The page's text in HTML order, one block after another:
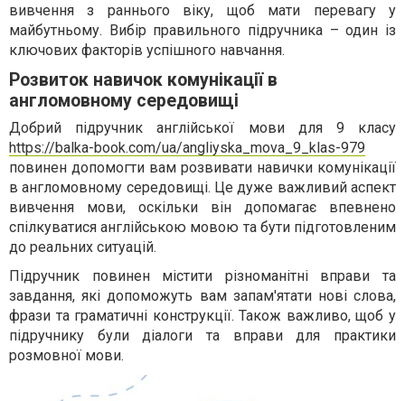
вивчення з раннього віку, щоб мати перевагу у
майбутньому. Вибір правильного підручника – один із
ключових факторів успішного навчання.
Розвиток навичок комунікації в
англомовному середовищі
Добрий підручник англійської мови для 9 класу
https://balka-book.com/ua/angliyska_mova_9_klas-979
повинен допомогти вам розвивати навички комунікації
в англомовному середовищі. Це дуже важливий аспект
вивчення мови, оскільки він допомагає впевнено
спілкуватися англійською мовою та бути підготовленим
до реальних ситуацій.
Підручник повинен містити різноманітні вправи та
завдання, які допоможуть вам запам'ятати нові слова,
фрази та граматичні конструкції. Також важливо, щоб у
підручнику були діалоги та вправи для практики
розмовної мови.